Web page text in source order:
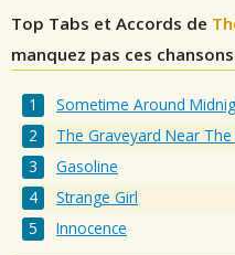
Top Tabs et Accords de
manquez pas ces
Sometime Around
The Graveyard Near
Gasoline
Strange Girl
Innocence